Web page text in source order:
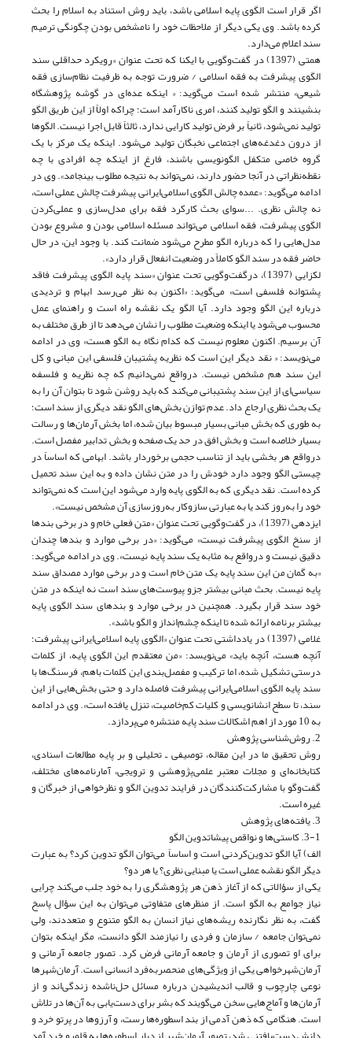
اگر قرار است الگوی پایه اسلامی باشد، باید روش استناد به اسلام را بحث
کرده باشد. وی یکی دیگر از ملاحظات خود را نامشخص بودن چگونگی ترمیم
سند اعلام می‌دارد.
همتی (1397) در گفت‌وگویی با ایکنا که تحت عنوان «رویکرد حداقلی سند
الگوی پیشرفت به فقه اسلامی / ضرورت توجه به ظرفیت نظام‌سازی فقه
شیعی» منتشر شده است می‌گوید: « اینکه عده‌ای در گوشه پژوهشگاه
بنشینند و الگو تولید کنند، امری ناکارآمد است؛ چراکه اولاً از این طریق الگو
تولید نمی‌شود، ثانیاً بر فرض تولید کارایی ندارد، ثالثاً قابل اجرا نیست. الگوها
از درون دغدغه‌های اجتماعی نخبگان تولید می‌شود. اینکه یک مرکز با یک
گروه خاصی متکفل الگونویسی باشند، فارغ از اینکه چه افرادی با چه
نقطه‌نظراتی در آنجا حضور دارند، نمی‌تواند به نتیجه مطلوب بینجامد». وی در
ادامه می‌گوید: «عمده چالش الگوی اسلامی‌ایرانی پیشرفت چالش عملی است،
نه چالش نظری. ...سوای بحث کارکرد فقه برای مدل‌سازی و عملی‌کردن
الگوی پیشرفت، فقه اسلامی می‌تواند مسئله اسلامی بودن و مشروع بودن
مدل‌هایی را که درباره الگو مطرح می‌شود ضمانت کند. با وجود این، در حال
حاضر فقه در سند الگو کاملاً در وضعیت انفعال قرار دارد».
لکزایی (1397)، درگفت‌وگویی تحت عنوان «سند پایه الگوی پیشرفت فاقد
پشتوانه فلسفی است» می‌گوید: «اکنون به نظر می‌رسد ابهام و تردیدی
درباره این الگو وجود دارد. آیا الگو یک نقشه راه است و راهنمای عمل
محسوب می‌شود یا اینکه وضعیت مطلوب را نشان می‌دهد تا از طرق مختلف به
آن برسیم. اکنون معلوم نیست که کدام نگاه به الگو هست» وی در ادامه
می‌نویسد‌: « نقد دیگر این است که نظریه پشتیبان فلسفی این مبانی و کل
این سند هم مشخص نیست. درواقع نمی‌دانیم که چه نظریه و فلسفه
سیاسی‌ای از این سند پشتیبانی می‌‌کند که باید روشن شود تا بتوان آن را به
یک بحث نظری ارجاع داد. عدم توازن بخش‌های الگو نقد دیگری از سند است؛
به طوری که بخش مبانی بسیار مبسوط بیان شده، اما بخش آرمان‌ها و رسالت
بسیار خلاصه است و بخش افق در حد یک صفحه و بخش تدابیر مفصل است.
درواقع هر بخشی باید از تناسب حجمی برخوردار باشد. ابهامی که اساساً در
چیستی الگو وجود دارد خودش را در متن نشان داده و به این سند تحمیل
کرده است. نقد دیگری که به الگوی پایه وارد می‌شود این است که نمی‌تواند
خود را به‌روز کند یا به عبارتی سازوکار به‌روز‌سازی آن مشخص نیست».
ایزدهی (1397)، در گفت‌وگویی تحت عنوان «متن فعلی خام و در برخی بندها
از سنخ الگوی پیشرفت نیست» می‌گوید: «در برخی موارد و بندها چندان
دقیق نیست و درواقع به مثابه یک سند پایه نیست». وی در ادامه می‌گوید:
«به گمان من این سند پایه یک متن خام است و در برخی موارد مصداق سند
پایه نیست. بحث مبانی بیشتر جزو پیوست‌های سند است نه اینکه در متن
خود سند قرار بگیرد. همچنین در برخی موارد و بندهای سند الگوی پایه
بیشتر برنامه ارائه شده تا اینکه چشم‌انداز و الگو باشد».
غلامی (1397) در یادداشتی تحت عنوان «الگوی پایه اسلامی‌ایرانی پیشرفت؛
آنچه هست، آنچه باید» می‌نویسد‌: «من معتقدم این الگوی پایه، از کلمات
درستی تشکیل شده، اما ترکیب و مفصل‌بندی این کلمات باهم، فرسنگ‌ها با
سند پایه الگوی اسلامی‌ایرانی پیشرفت فاصله دارد و حتی بخش‌هایی از این
سند، تا سطح انشا‌نویسی و کلیات کم‌خاصیت، تنزل یافته است». وی در ادامه
به 10 مورد از اهم اشکالات سند پایه منتشره می‌پردازد.
2. روش‌شناسی پژوهش
روش تحقیق ما در این مقاله، توصیفی ـ تحلیلی و بر پایه مطالعات اسنادی،
کتابخانه‌ای و مجلات معتبر علمی‌پژوهشی و ترویجی، آمارنامه‌های مختلف،
گفت‌وگو با مشارکت‌کنندگان در فرایند تدوین الگو و نظر‌خواهی از خبرگان و
غیره است.
3. یافته‌های پژوهش
3-1. کاستی‌ها و نواقص پیشا‌تدوین الگو
الف) آیا الگو تدوین‌کردنی است و اساساً می‌توان الگو تدوین کرد؟ به عبارت
دیگر الگو نقشه عملی است یا مبنایی نظری؟ یا هر دو؟
یکی از سؤالاتی که از آغاز ذهن هر پژوهشگری را به خود جلب می‌کند‌ چرایی
نیاز جوامع به الگو است. از منظرهای متفاوتی می‌توان به این سؤال پاسخ
گفت، به نظر نگارنده ریشه‌های نیاز انسان به الگو متنوع و متعددند، ولی
نمی‌توان جامعه / سازمان و فردی را نیازمند الگو دانست، مگر اینکه بتوان
برای او تصوری از آرمان و جامعه آرمانی فرض کرد. تصور جامعه آرمانی و
آرمان‌شهر‌خواهی یکی از ویژگی‌های منحصربه‌فرد انسانی است. آرمان‌شهرها
نوعی چارچوب و قالب اندیشیدن درباره مسائل حل‌ناشده زندگی‌اند و از
آرمان‌ها و آماج‌هایی سخن می‌گویند که بشر برای دست‌یابی به آن‌ها در تلاش
است. هنگامی که ذهن آدمی از بند اسطوره‌ها رست، و آرزوها در پرتو خرد و